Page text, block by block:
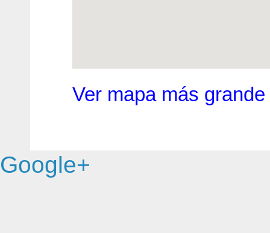
Ver mapa más grande
Google+